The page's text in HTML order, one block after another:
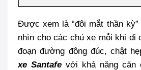
Được xem là “đôi mắt thần
nhìn cho các chủ xe mỗi khi di
đoạn đường đông đúc, chật
xe Santafe với khả năng căn